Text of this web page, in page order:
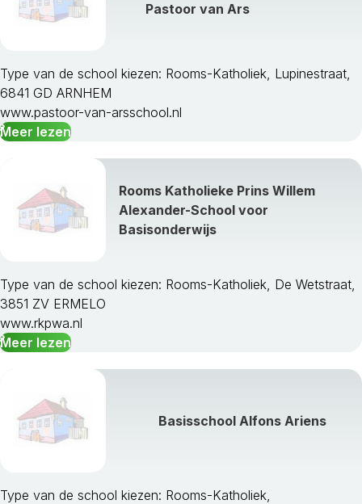
Pastoor van Ars
Type van de school kiezen: Rooms-Katholiek, Lupinestraat,
6841 GD ARNHEM
www.pastoor-van-arsschool.nl
Meer lezen
Rooms Katholieke Prins Willem
Alexander-School voor
Basisonderwijs
Type van de school kiezen: Rooms-Katholiek, De Wetstraat,
3851 ZV ERMELO
www.rkpwa.nl
Meer lezen
Basisschool Alfons Ariens
Type van de school kiezen: Rooms-Katholiek,